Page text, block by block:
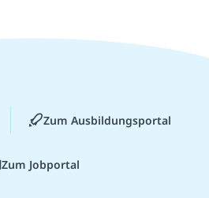
Zum Ausbildungsportal
Zum Jobportal